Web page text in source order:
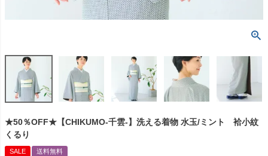
★50％OFF★【CHIKUMO-千雲-】洗える着物 水玉/ミント 袷小紋
くるり
SALE 送料無料